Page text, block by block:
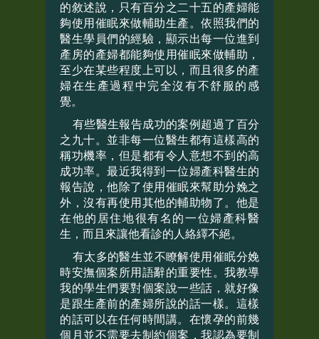
的敘述說，只有百分之二十五的產婦能
夠使用催眠來做輔助生產。依照我們的
醫生學員們的經驗，顯示出每一位進到
產房的產婦都能夠使用催眠來做輔助，
至少在某些程度上可以，而且很多的產
婦在生產過程中完全沒有不舒服的感
覺。
有些醫生報告成功的案例超過了百分
之九十。並非每一位醫生都有這樣高的
稱功機率，但是都有令人意想不到的高
成功率。最近我得到一位婦產科醫生的
報告說，他除了使用催眠來幫助分娩之
外，沒有再使用其他的輔助物了。他是
在他的居住地很有名的一位婦產科醫
生，而且來讓他看診的人絡繹不絕。
有太多的醫生並不瞭解使用催眠分娩
時安撫個案所用語辭的重要性。我教導
我的學生們要對個案說一些話，就好像
是跟生產前的產婦所說的話一樣。這樣
的話可以在任何時間講。在懷孕的前幾
個月並不需要去制約個案，我認為要制